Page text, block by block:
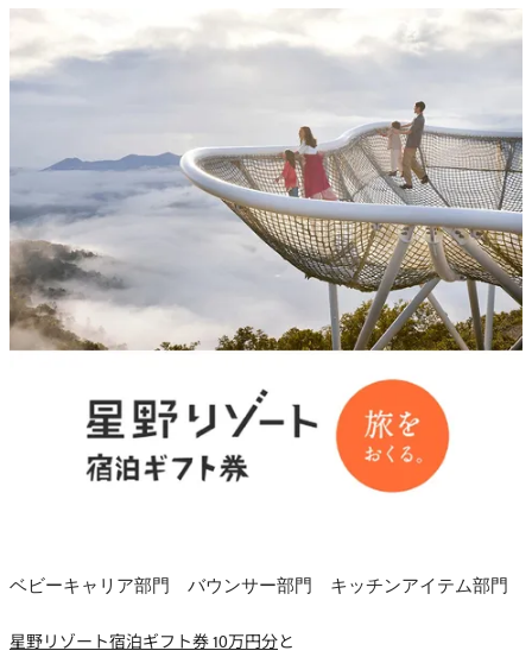
ベビーキャリア部門 バウンサー部門 キッチンアイテム部門
星野リゾート宿泊ギフト券 10万円分と